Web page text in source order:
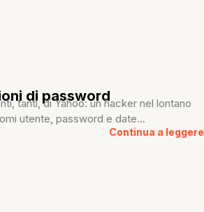
di password
tanti, di Yahoo: un hacker nel lontano
utente, password e date...
Continua a leggere